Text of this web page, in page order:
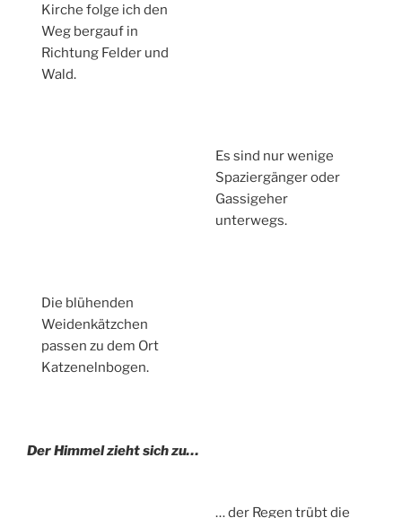
Kirche folge ich den
Weg bergauf in
Richtung Felder und
Wald.
Es sind nur wenige
Spaziergänger oder
Gassigeher
unterwegs.
Die blühenden
Weidenkätzchen
passen zu dem Ort
Katzenelnbogen.
Der Himmel zieht sich zu…
… der Regen trübt die